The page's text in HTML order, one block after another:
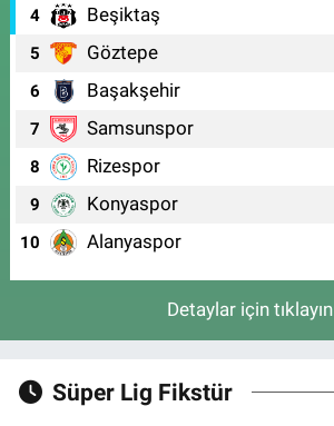
4 Beşiktaş
5 Göztepe
6 Başakşehir
7 Samsunspor
8 Rizespor
9 Konyaspor
10 Alanyaspor
Detaylar için tıklayın
Süper Lig Fikstür